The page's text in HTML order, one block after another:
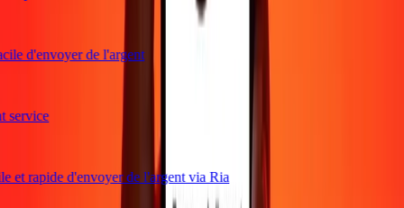
d'envoyer de l'argent
et rapide d'envoyer de l'argent via Ria